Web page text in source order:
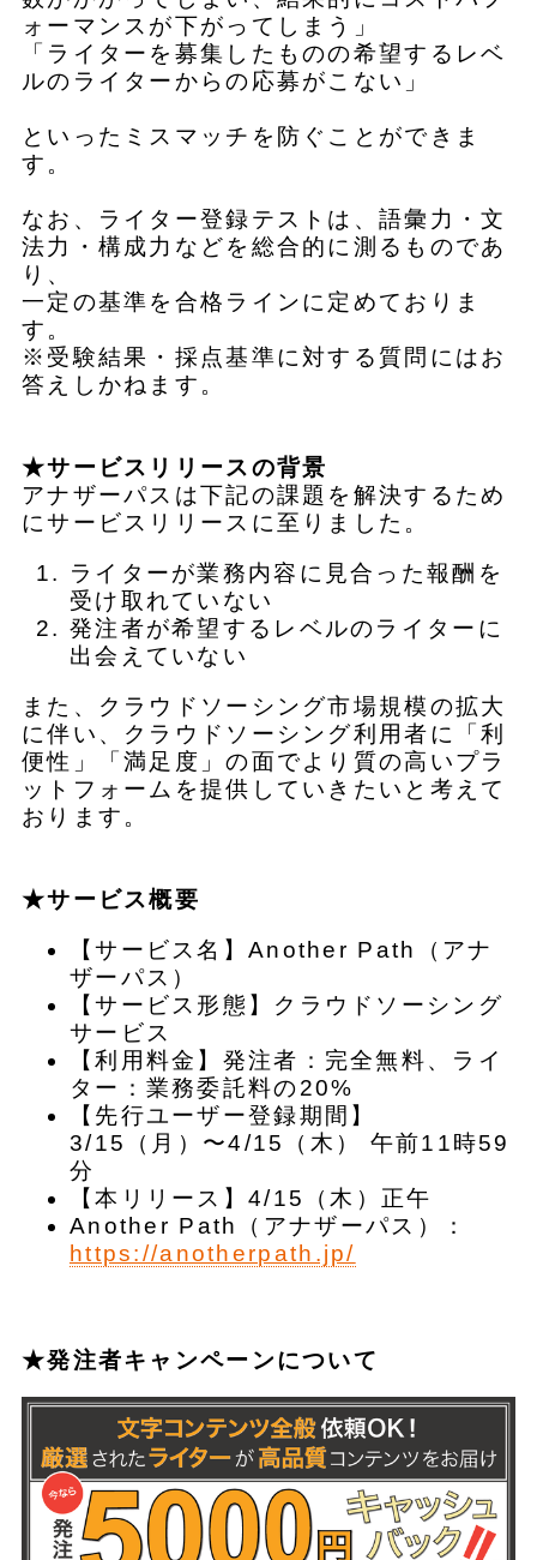
ォーマンスが下がってしまう」
「ライターを募集したものの希望するレベ
ルのライターからの応募がこない」
といったミスマッチを防ぐことができま
す。
なお、ライター登録テストは、語彙力・文
法力・構成力などを総合的に測るものであ
り、
一定の基準を合格ラインに定めておりま
す。
※受験結果・採点基準に対する質問にはお
答えしかねます。
★サービスリリースの背景
アナザーパスは下記の課題を解決するため
にサービスリリースに至りました。
ライターが業務内容に見合った報酬を
受け取れていない
発注者が希望するレベルのライターに
出会えていない
また、クラウドソーシング市場規模の拡大
に伴い、クラウドソーシング利用者に「利
便性」「満足度」の面でより質の高いプラ
ットフォームを提供していきたいと考えて
おります。
★サービス概要
【サービス名】Another Path（アナ
ザーパス）
【サービス形態】クラウドソーシング
サービス
【利用料金】発注者：完全無料、ライ
ター：業務委託料の20%
【先行ユーザー登録期間】
3/15（月）〜4/15（木） 午前11時59
分
【本リリース】4/15（木）正午
Another Path（アナザーパス）：
https://anotherpath.jp/
★発注者キャンペーンについて